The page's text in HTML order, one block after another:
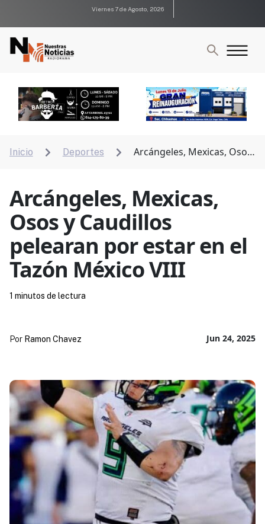
Viernes 7 de Agosto, 2026
Inicio  Deportes 
Arcángeles, Mexicas, Osos
Arcángeles, Mexicas,
Osos y Caudillos
pelearan por estar en el
Tazón México VIII
Jun 24, 2025
Por Ramon Chavez
1 minutos de lectura